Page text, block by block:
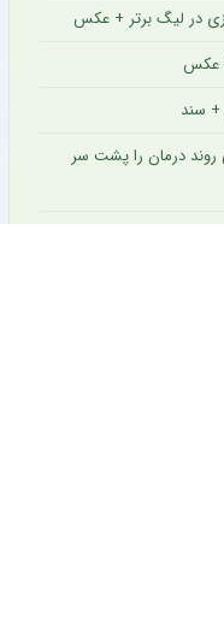
در لیگ برتر + عکس
عکس
+ سند
درمان را پشت سر